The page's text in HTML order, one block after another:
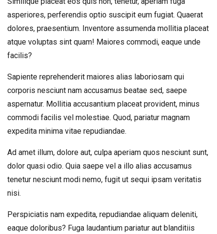
asperiores, perferendis optio suscipit eum fugiat. Quaerat
dolores, praesentium. Inventore assumenda mollitia placeat
atque voluptas sint quam! Maiores commodi, eaque unde
facilis?
Sapiente reprehenderit maiores alias laboriosam qui
corporis nesciunt nam accusamus beatae sed, saepe
aspernatur. Mollitia accusantium placeat provident, minus
commodi facilis vel molestiae. Quod, pariatur magnam
expedita minima vitae repudiandae.
Ad amet illum, dolore aut, culpa aperiam quos nesciunt sunt,
dolor quasi odio. Quia saepe vel a illo alias accusamus
tenetur nesciunt modi nemo, fugit ut sequi ipsam veritatis
nisi.
Perspiciatis nam expedita, repudiandae aliquam deleniti,
eaque doloribus? Fuga laudantium pariatur aut blanditiis